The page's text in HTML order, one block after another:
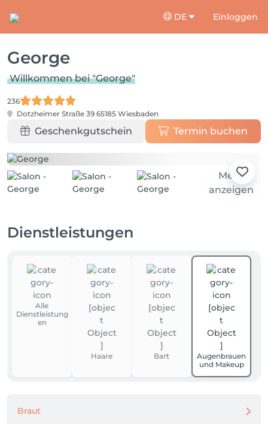
DE Einloggen
George
Willkommen bei "George"
236
Dotzheimer Straße 39 65185 Wiesbaden
Geschenkgutschein Termin buchen
Mehr
anzeigen
Dienstleistungen
Alle
Dienstleistung
en
Haare Bart
Augenbrauen
und Makeup
Braut